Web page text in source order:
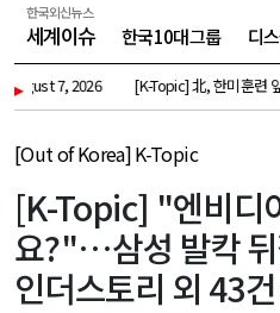
한국외신뉴스
세계이슈 한국10대그룹 디
▸ 7, 2026 [K-Topic] 北, 한미훈련 앞
[Out of Korea] K-Topic
[K-Topic] "엔비디
요?"…삼성 발칵 뒤
인더스토리 외 43